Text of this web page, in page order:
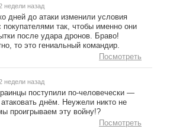
недели назад
дней до атаки изменили условия
покупателями так, чтобы именно они
после удара дронов. Браво!
то это гениальный командир.
Посмотреть
недели назад
поступили по-человечески —
днём. Неужели никто не
проигрываем эту войну!?
Посмотреть